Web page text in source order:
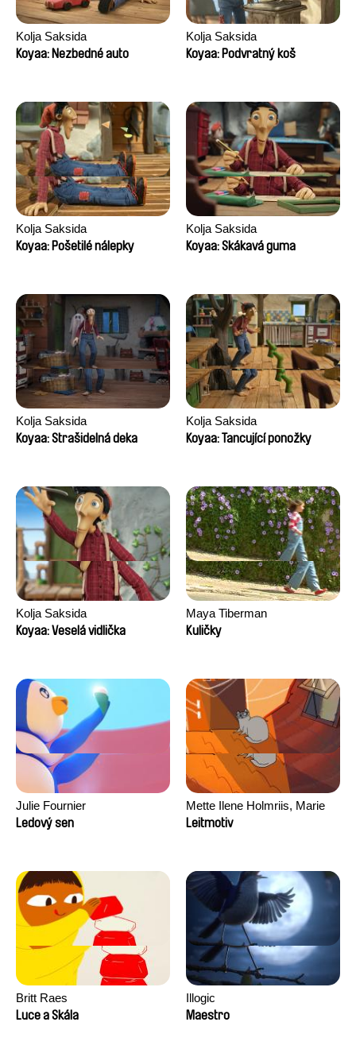
Kolja Saksida
Koyaa: Nezbedné auto
Kolja Saksida
Koyaa: Podvratný koš
Kolja Saksida
Koyaa: Pošetilé nálepky
Kolja Saksida
Koyaa: Skákavá guma
Kolja Saksida
Koyaa: Strašidelná deka
Kolja Saksida
Koyaa: Tancující ponožky
Kolja Saksida
Koyaa: Veselá vidlička
Maya Tiberman
Kuličky
Julie Fournier
Ledový sen
Mette Ilene Holmriis, Marie
Jørgensen, Jeanette
Leitmotiv
Britt Raes
Luce a Skála
Illogic
Maestro